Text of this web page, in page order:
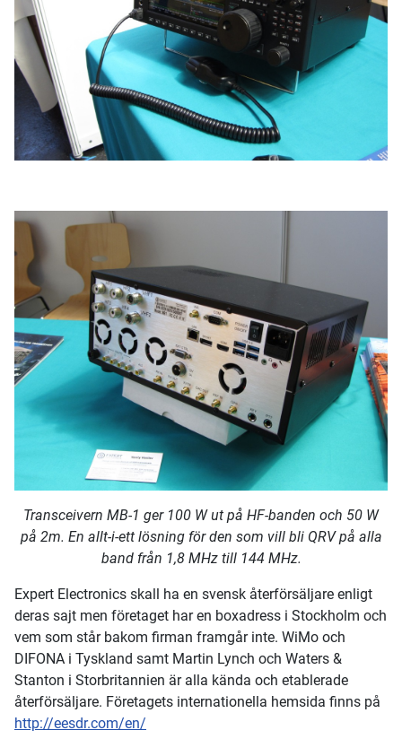
Transceivern MB-1 ger 100 W ut på HF-banden och 50 W
på 2m. En allt-i-ett lösning för den som vill bli QRV på alla
band från 1,8 MHz till 144 MHz.
Expert Electronics skall ha en svensk återförsäljare enligt
deras sajt men företaget har en boxadress i Stockholm och
vem som står bakom firman framgår inte. WiMo och
DIFONA i Tyskland samt Martin Lynch och Waters &
Stanton i Storbritannien är alla kända och etablerade
återförsäljare. Företagets internationella hemsida finns på
http://eesdr.com/en/